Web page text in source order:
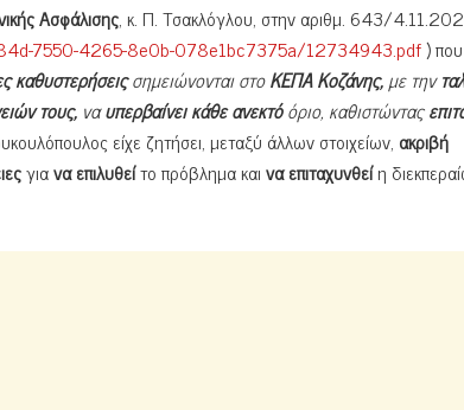
Ασφάλισης, κ. Π. Τσακλόγλου, στην αριθμ. 643/
7550-4265-8e0b-078e1bc7375a/12734943.pdf)
καθυστερήσειςσημειώνονται στοΚΕΠΑ Κοζάνης,με την
τους, ναυπερβαίνει κάθε ανεκτόόριο, καθιστώντας
είχε ζητήσει, μεταξύ άλλων στοιχείων, ακριβή
γιανα επιλυθείτο πρόβλημα καινα επιταχυνθείη